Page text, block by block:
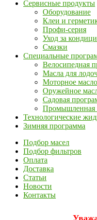
Сервисные продукты
Оборудование
Клеи и
Профи-серия
Уход за
Смазки
Специальные
Велосипедная
Масла для
Моторное
Оружейное
Садовая
Промышленная
Технологические
Зимняя программа
Подбор масел
Подбор фильтров
Оплата
Доставка
Статьи
Новости
Контакты